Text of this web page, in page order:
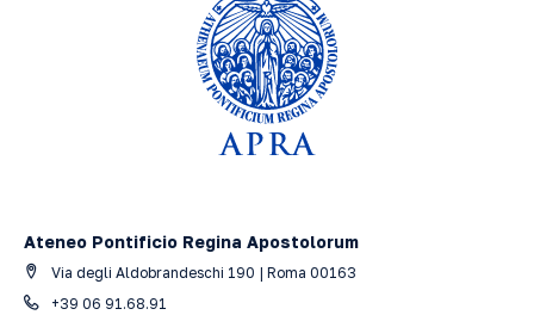
Ateneo Pontificio Regina Apostolorum
Via degli Aldobrandeschi 190 | Roma 00163
+39 06 91.68.91